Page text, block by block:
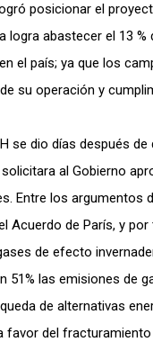
posicionar el
abastecer el 13
el país; ya que los
su operación y
se dio días después
al Gobierno
Entre los
Acuerdo de París, y
de efecto
51% las emisiones de
de alternativas
favor del fracturamiento